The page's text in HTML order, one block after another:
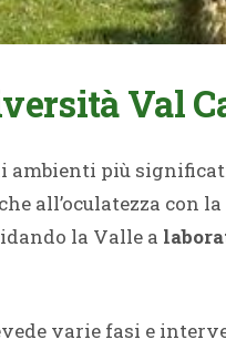
Val
ambienti più
all’oculatezza con
la Valle a
varie fasi e